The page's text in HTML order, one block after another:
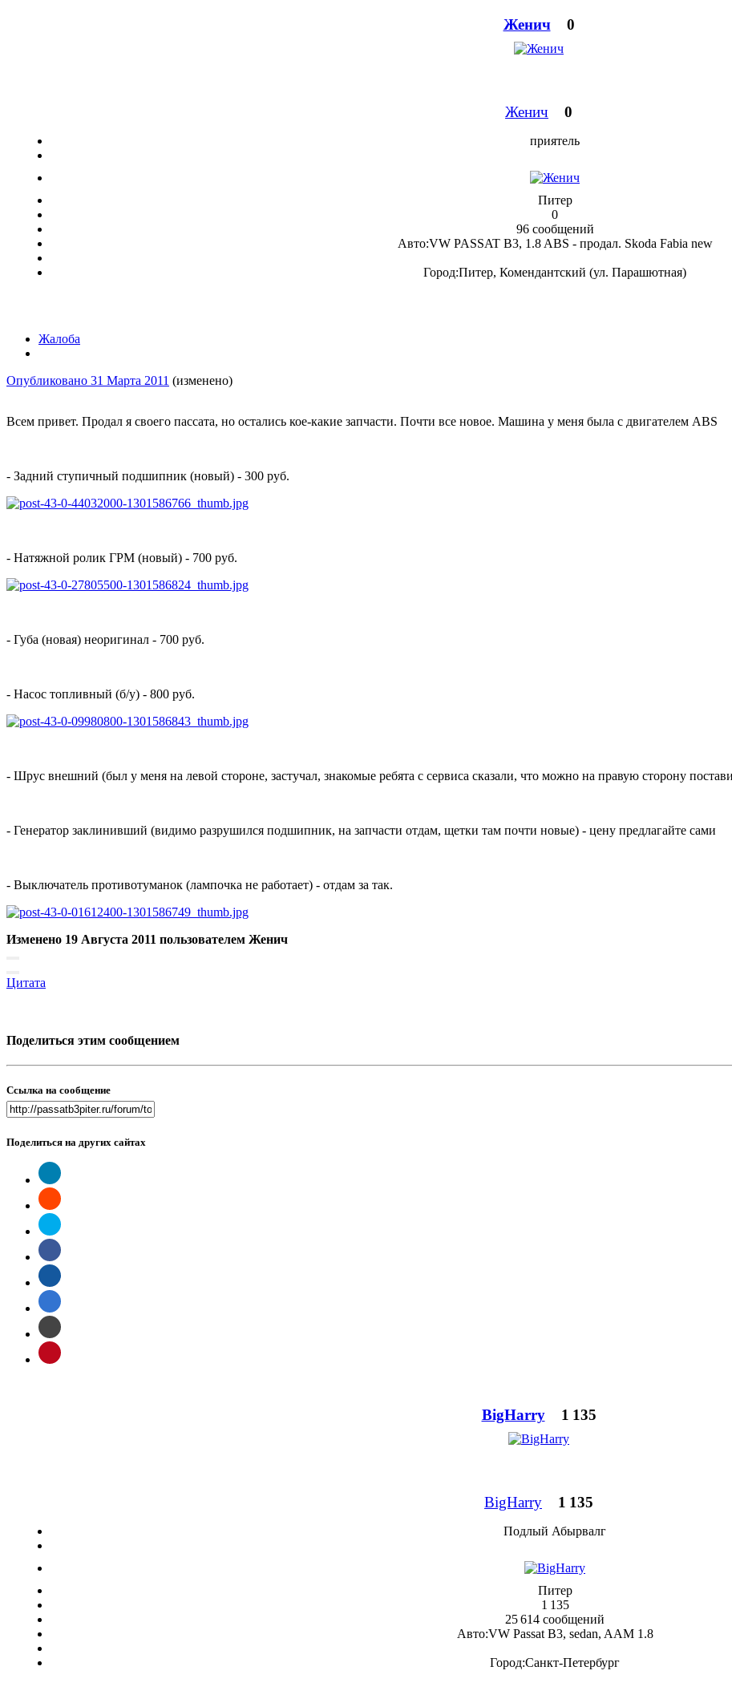
Женич 0
Женич 0
приятель
Питер
0
96 сообщений
Авто:VW PASSAT B3, 1.8 ABS - продал. Skoda Fabia new
Город:Питер, Комендантский (ул. Парашютная)
Жалоба
Опубликовано 31 Марта 2011 (изменено)
Всем привет. Продал я своего пассата, но остались кое-какие запчасти. Почти все новое. Машина у меня была с двигателем ABS
- Задний ступичный подшипник (новый) - 300 руб.
- Натяжной ролик ГРМ (новый) - 700 руб.
- Губа (новая) неоригинал - 700 руб.
- Насос топливный (б/у) - 800 руб.
- Шрус внешний (был у меня на левой стороне, застучал, знакомые ребята с сервиса сказали, что можно на правую сторону
- Генератор заклинивший (видимо разрушился подшипник, на запчасти отдам, щетки там почти новые) - цену предлагайте сами
- Выключатель противотуманок (лампочка не работает) - отдам за так.
Изменено 19 Августа 2011 пользователем Женич
Цитата
Поделиться этим сообщением
Ссылка на сообщение
Поделиться на других сайтах
BigHarry 1 135
BigHarry 1 135
Подлый Абырвалг
Питер
1 135
25 614 сообщений
Авто:VW Passat B3, sedan, AAM 1.8
Город:Санкт-Петербург